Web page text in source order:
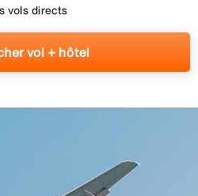
vols directs
vol + hôtel